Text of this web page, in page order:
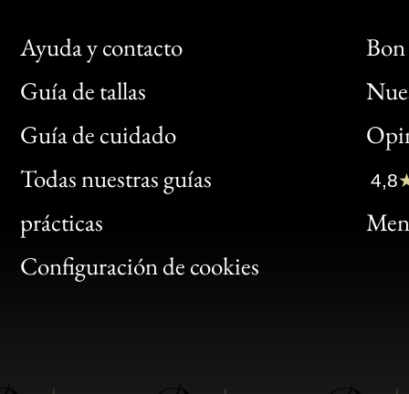
Ayuda y contacto
Guía de tallas
Guía de cuidado
Todas nuestras guías
prácticas
Configuración de cookies
Bon
Clic
Bon
4,8